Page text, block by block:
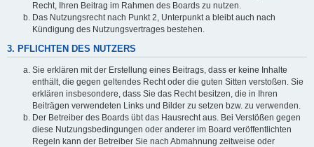
Recht, Ihren Beitrag im Rahmen des Boards zu nutzen.
Das Nutzungsrecht nach Punkt 2, Unterpunkt a bleibt auch nach
Kündigung des Nutzungsvertrages bestehen.
3. PFLICHTEN DES NUTZERS
Sie erklären mit der Erstellung eines Beitrags, dass er keine Inhalte
enthält, die gegen geltendes Recht oder die guten Sitten verstoßen. Sie
erklären insbesondere, dass Sie das Recht besitzen, die in Ihren
Beiträgen verwendeten Links und Bilder zu setzen bzw. zu verwenden.
Der Betreiber des Boards übt das Hausrecht aus. Bei Verstößen gegen
diese Nutzungsbedingungen oder anderer im Board veröffentlichten
Regeln kann der Betreiber Sie nach Abmahnung zeitweise oder